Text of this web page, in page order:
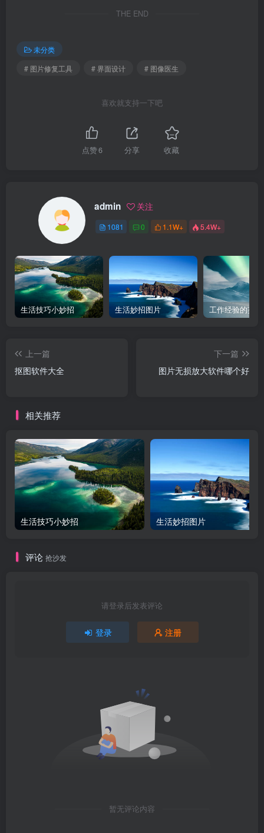
THE END
未分类
# 图片修复工具
# 界面设计 # 图像医生
喜欢就支持一下吧
点赞6 分享 收藏
admin 关注
1081 0 1.1W+ 5.4W+
生活技巧小妙招 生活妙招图片 工作经验的英
上一篇
抠图软件大全
下一篇
图片无损放大软件哪个好
相关推荐
生活技巧小妙招 生活妙招图片
评论 抢沙发
请登录后发表评论
登录 注册
暂无评论内容